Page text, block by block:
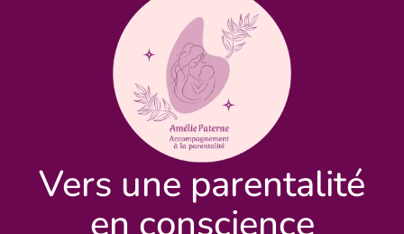
Vers une parentalité
en conscience